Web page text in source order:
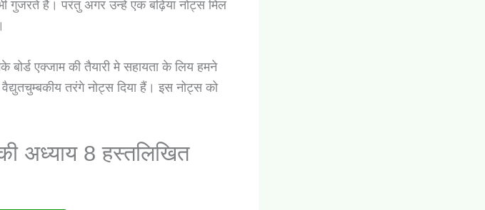
गुजरते है। परंतु अगर उन्हे एक बढ़िया नोट्स मिल
एक्जाम की तैयारी मे सहायता के लिय हमने
तरंगे नोट्स दिया हैं। इस नोट्स को
अध्याय 8 हस्तलिखित